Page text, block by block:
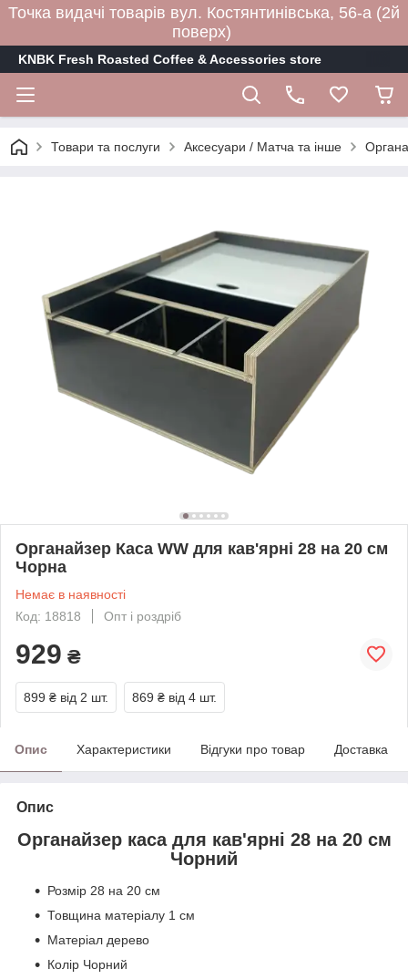
Точка видачі товарів вул. Костянтинівська, 56-а (2й
поверх)
KNBK Fresh Roasted Coffee & Accessories store
Товари та послуги Аксесуари / Матча та інше
Органайзер Каса WW для кав'ярні 28 на 20 см
Чорна
Немає в наявності
Код: 18818
Опт і роздріб
929 ₴
899 ₴ від 2 шт. 869 ₴ від 4 шт.
Опис Характеристики Відгуки про товар Доставка
Опис
Органайзер каса для кав'ярні 28 на 20 см
Чорний
Розмір 28 на 20 см
Товщина матеріалу 1 см
Матеріал дерево
Колір Чорний